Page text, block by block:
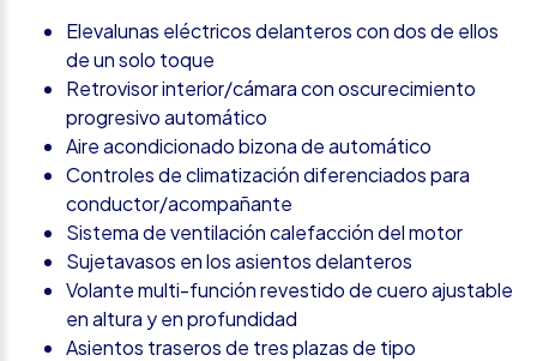
Elevalunas eléctricos delanteros con dos de ellos
de un solo toque
Retrovisor interior/cámara con oscurecimiento
progresivo automático
Aire acondicionado bizona de automático
Controles de climatización diferenciados para
conductor/acompañante
Sistema de ventilación calefacción del motor
Sujetavasos en los asientos delanteros
Volante multi-función revestido de cuero ajustable
en altura y en profundidad
Asientos traseros de tres plazas de tipo